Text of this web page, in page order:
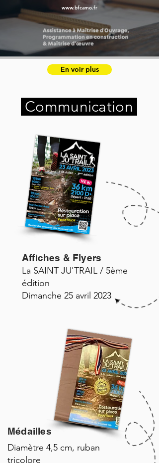
www.bfcamo.fr
En voir plus
Communication
Affiches & Flyers
La SAINT JU'TRAIL / 5ème
édition
Dimanche 25 avril 2023
Diamètre 4,5 cm, ruban
tricolore
Médailles